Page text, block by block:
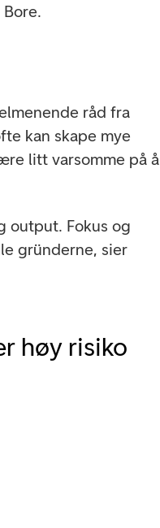
råd fra
kan skape mye
litt varsomme på å
output. Fokus og
gründerne, sier
høy risiko